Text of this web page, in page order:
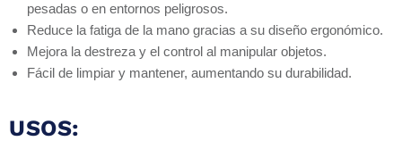
pesadas o en entornos peligrosos.
Reduce la fatiga de la mano gracias a su diseño ergonómico.
Mejora la destreza y el control al manipular objetos.
Fácil de limpiar y mantener, aumentando su durabilidad.
USOS: